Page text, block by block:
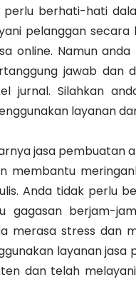
perlu berhati-hati
pelanggan secara
online. Namun
jawab dan
jurnal. Silahkan
layanan
jasa pembuatan
membantu
Anda tidak perlu
gagasan berjam-
merasa stress dan
layanan jasa
dan telah